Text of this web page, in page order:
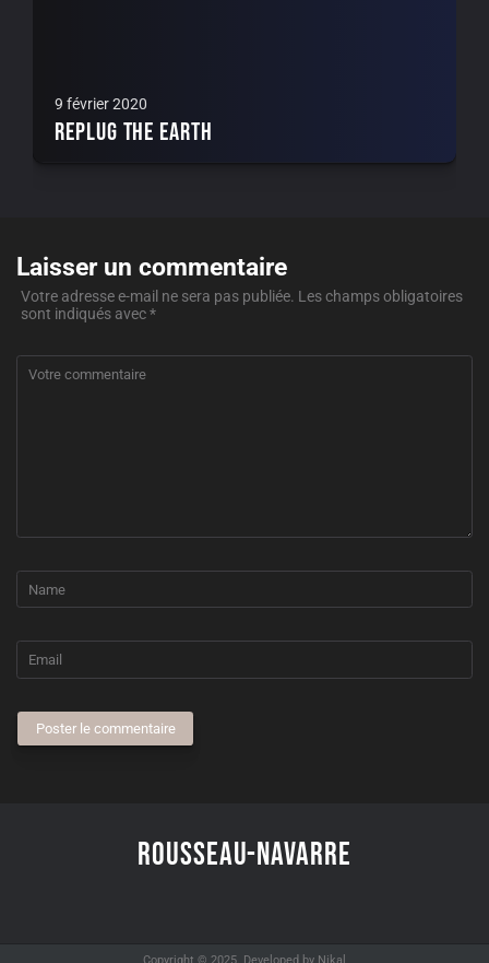
9 février 2020
Replug the earth
Laisser un commentaire
Votre adresse e-mail ne sera pas publiée. Les champs obligatoires
sont indiqués avec*
Poster le commentaire
Rousseau-Navarre
Copyright © 2025. Developed by Nikal